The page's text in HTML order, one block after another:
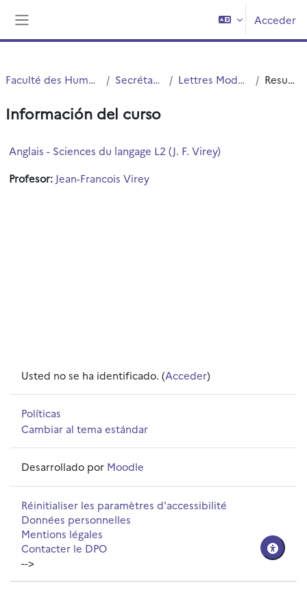
Acceder
Faculté des Humanités Secrétariats Lettres Modernes Resumen
Información del curso
Anglais - Sciences du langage L2 (J. F. Virey)
Profesor: Jean-Francois Virey
Usted no se ha identificado. (Acceder)
Políticas
Cambiar al tema estándar
Desarrollado por Moodle
Réinitialiser les paramètres d'accessibilité
Données personnelles
Mentions légales
Contacter le DPO
-->